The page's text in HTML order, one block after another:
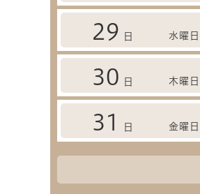
29 日 水曜日
30 日 木曜日
31 日 金曜日